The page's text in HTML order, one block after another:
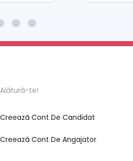
Alătură-te!
Creează Cont De Candidat
Creează Cont De Angajator